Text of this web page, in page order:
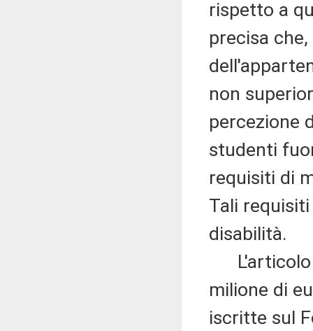
rispetto a
precisa
non
percezione
studenti
requisiti di
Tali
disabilità.
L'articolo
milione di
iscritte sul